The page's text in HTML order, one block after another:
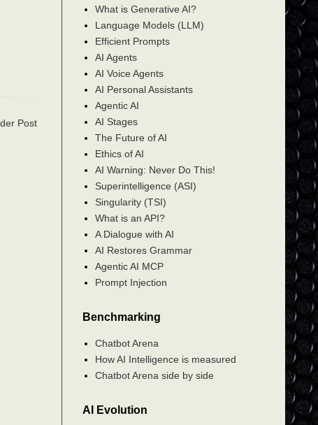
Post
What is Generative AI?
Language Models (LLM)
Efficient Prompts
AI Agents
AI Voice Agents
AI Personal Assistants
Agentic AI
AI Stages
The Future of AI
Ethics of AI
AI Warning: Never Do This!
Superintelligence (ASI)
Singularity (TSI)
What is an API?
A Dialogue with AI
AI Restores Grammar
Agentic AI MCP
Prompt Injection
Benchmarking
Chatbot Arena
How AI Intelligence is measured
Chatbot Arena side by side
AI Evolution